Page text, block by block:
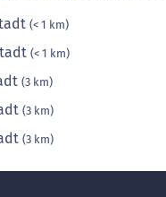
(< 1 km)
(< 1 km)
(3 km)
(3 km)
(3 km)